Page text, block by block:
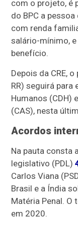
com o projeto, é
do BPC a
com renda
salário-mínimo,
benefício.
Depois da CRE,
RR) seguirá
Humanos (CDH)
(CAS), nesta
Acordos
Na pauta consta
legislativo (PDL)
Carlos Viana
Brasil e a Índia
Matéria Penal. O
em 2020.